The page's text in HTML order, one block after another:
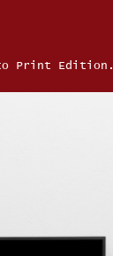
Print Edition.